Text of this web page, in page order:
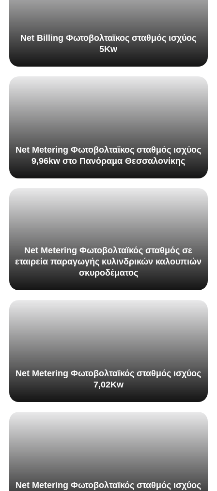
Net Billing Φωτοβολταϊκος σταθμός ισχύος
5Κw
Net Metering Φωτοβολταϊκος σταθμός ισχύος
9,96kw στο Πανόραμα Θεσσαλονίκης
Net Metering Φωτοβολταϊκός σταθμός σε
εταιρεία παραγωγής κυλινδρικών καλουπιών
σκυροδέματος
Net Metering Φωτοβολταϊκός σταθμός ισχύος
7,02Kw
Net Metering Φωτοβολταϊκός σταθμός ισχύος